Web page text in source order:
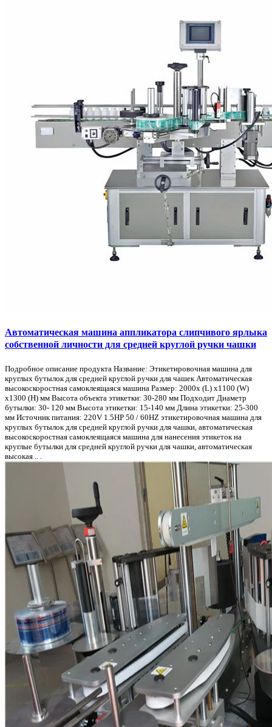
Автоматическая машина аппликатора слипчивого ярлыка
собственной личности для средней круглой ручки чашки
Подробное описание продукта Название: Этикетировочная машина для
круглых бутылок для средней круглой ручки для чашек Автоматическая
высокоскоростная самоклеящаяся машина Размер: 2000x (L) x1100 (W)
x1300 (H) мм Высота объекта этикетки: 30-280 мм Подходит Диаметр
бутылки: 30- 120 мм Высота этикетки: 15-140 мм Длина этикетки: 25-300
мм Источник питания: 220V 1.5HP 50 / 60HZ этикетировочная машина для
круглых бутылок для средней круглой ручки для чашки, автоматическая
высокоскоростная самоклеящаяся машина для нанесения этикеток на
круглые бутылки для средней круглой ручки для чашки, автоматическая
высокая .. .